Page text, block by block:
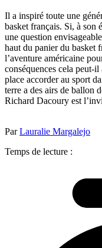
Il a inspiré toute une
basket français. Si, à son
une question
haut du panier du basket
l’aventure américaine
conséquences cela peut-
place accorder au sport
terre a des airs de ballon
Richard Dacoury est
ParLauralie Margalejo
Temps de lecture :